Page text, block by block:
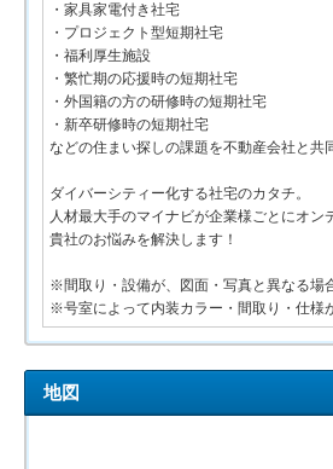
・家具家電付き社宅
・プロジェクト型短期社宅
・福利厚生施設
・繁忙期の応援時の短期社宅
・外国籍の方の研修時の短期社宅
・新卒研修時の短期社宅
などの住まい探しの課題を不動産会社と共
ダイバーシティー化する社宅のカタチ。
人材最大手のマイナビが企業様ごとにオン
貴社のお悩みを解決します！
※間取り・設備が、図面・写真と異なる場
※号室によって内装カラー・間取り・仕様
地図